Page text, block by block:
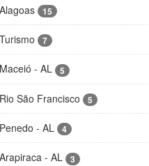
Alagoas
15
Turismo 7
Maceió - AL 5
Rio São Francisco 5
Penedo - AL 4
Arapiraca - AL 3